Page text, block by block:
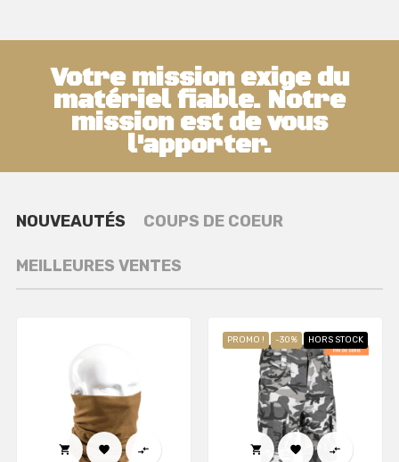
Votre mission exige du
matériel fiable. Notre
mission est de vous
l'apporter.
NOUVEAUTÉS COUPS DE COEUR
MEILLEURES VENTES
  
PROMO ! -30% HORS STOCK
  